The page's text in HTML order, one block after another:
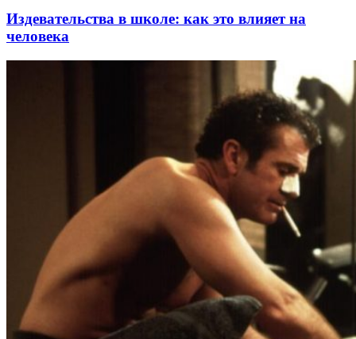
Издевательства в школе: как это влияет на
человека